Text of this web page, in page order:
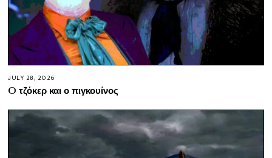
JULY 28, 2026
O τζόκερ και ο πιγκουίνος